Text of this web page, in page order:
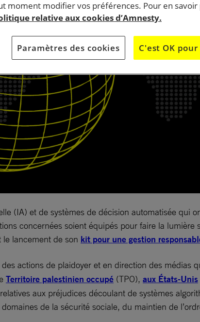
(IA) et de systèmes de décision automatisée
concernées soient équipés pour faire la
lancement de son kit pour une gestion
des actions de plaidoyer et en direction des médias
Territoire palestinien occupé (TPO), aux États-Unis
aux préjudices découlant de systèmes
de la sécurité sociale, du maintien de
moment modifier vos préférences. Pour en savoir
relative aux cookies d’Amnesty.
Paramètres des cookies C'est OK